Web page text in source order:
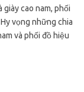
cao nam, phối
vọng những chia
và phối đồ hiệu